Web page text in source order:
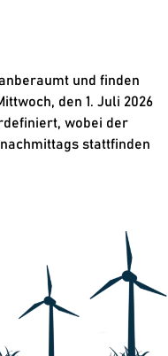
und finden
den 1. Juli 2026
wobei der
stattfinden